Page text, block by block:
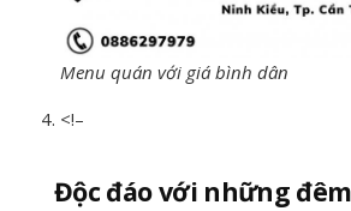
Menu quán với giá bình dân
<!–
Độc đáo với những